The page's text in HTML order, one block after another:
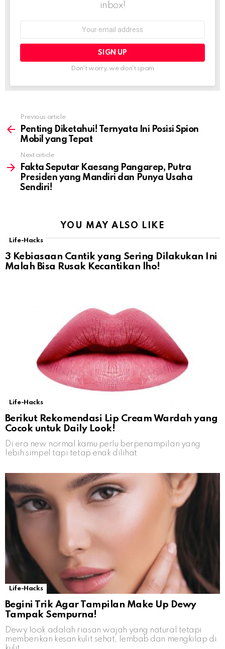
inbox!
Don't worry, we don't spam
more
Previous article
Penting Diketahui! Ternyata Ini Posisi Spion
Mobil yang Tepat
Next article
Fakta Seputar Kaesang Pangarep, Putra
Presiden yang Mandiri dan Punya Usaha
Sendiri!
YOU MAY ALSO LIKE
Life-Hacks
3 Kebiasaan Cantik yang Sering Dilakukan Ini
Malah Bisa Rusak Kecantikan lho!
Life-Hacks
Berikut Rekomendasi Lip Cream Wardah yang
Cocok untuk Daily Look!
Di era new normal kamu perlu berpenampilan yang
lebih simpel tapi tetap enak dilihat
Life-Hacks
Begini Trik Agar Tampilan Make Up Dewy
Tampak Sempurna!
Dewy look adalah riasan wajah yang natural tetapi
memberikan kesan kulit sehat, lembab dan mengkilap di